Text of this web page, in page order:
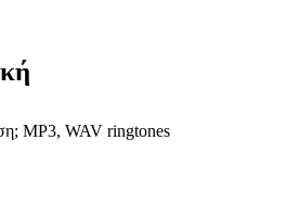
MP3, WAV ringtones